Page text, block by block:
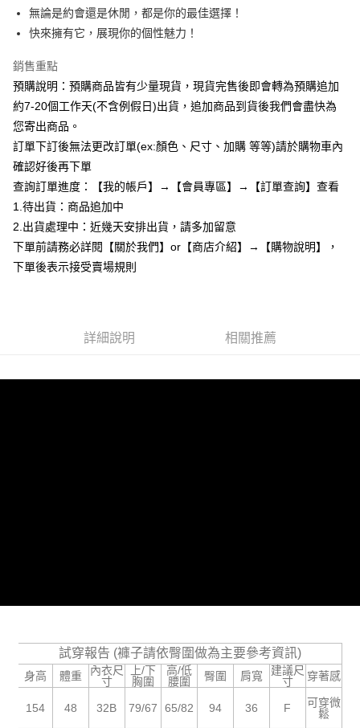
悠遊付
Google Pay
全支付
【關於「AFTEE先享後付」】
AFTEE先享後付是「在收到商品之後才付款」的支付方式。 讓您購物簡單
便利好安心！
１．簡單：不需註冊會員、不需綁卡、不需儲值。
２．便利：只要手機號碼，簡訊認證，即可結帳。
３．安心：先確認商品／服務後，再付款。
１．於結帳方式選擇「AFTEE先享後付」後，將跳轉至「AFTEE先享後付」
結帳頁面，進行簡訊認證並確認金額後，即可完成結帳。
購買商品的店家。未經商家同意取消之訂單仍視為有效，需透過AFTEE先享
是否繳費成功／繳費後需取消欲退款等相關疑問，請聯繫「AFTEE先享後付
ATM付款
運送方式
全家付款取貨
每筆NT$85，滿NT$799(含以上)免運費
付款後全家取貨
每筆NT$85，滿NT$799(含以上)免運費
無論是約會還是休閒，都是你的最佳選擇！
快來擁有它，展現你的個性魅力！
銷售重點
預購說明：預購商品皆有少量現貨，現貨完售後即會轉為預購追加
約7-20個工作天(不含例假日)出貨，追加商品到貨後我們會盡快為
您寄出商品。
訂單下訂後無法更改訂單(ex:顏色、尺寸、加購 等等)請於購物車內
確認好後再下單
查詢訂單進度：【我的帳戶】→【會員專區】→【訂單查詢】查看
1.待出貨：商品追加中
2.出貨處理中：近幾天安排出貨，請多加留意
下單前請務必詳閱【關於我們】or【商店介紹】→【購物說明】，
下單後表示接受賣場規則
詳細說明 相關推薦
試穿報告 (褲子請依臀圍做為主要參考資訊)
身高 體重
內衣尺
寸
上/下
胸圍
高/低
腰圍
臀圍 肩寬
建議尺
寸
穿著感
154 48 32B 79/67 65/82 94 36 F
可穿微
鬆